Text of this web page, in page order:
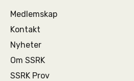
Medlemskap
Kontakt
Nyheter
Om SSRK
SSRK Prov